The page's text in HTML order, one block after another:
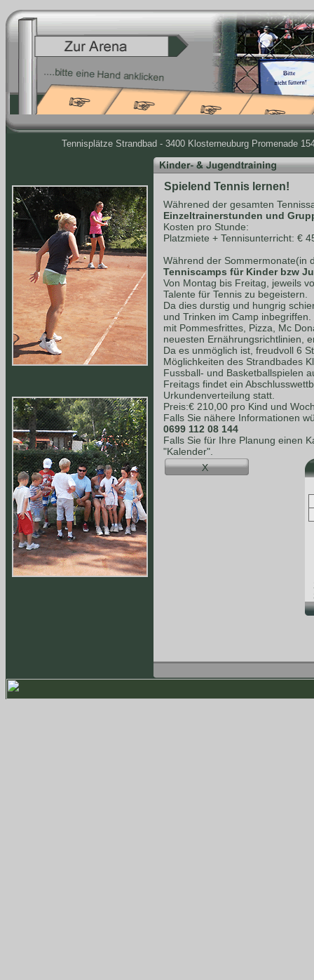
Tennisplätze Strandbad - 3400 Klosterneuburg Promenade
Spielend Tennis lernen!
Währened der gesamten
Einzeltrainerstunden und
Kosten pro Stunde:
Platzmiete + Tennisunterricht: €
Während der Sommermonate(in
Tenniscamps für Kinder bzw
Von Montag bis Freitag, jeweils
Talente für Tennis zu begeistern.
Da dies durstig und hungrig
und Trinken im Camp
mit Pommesfrittes, Pizza, Mc
neuesten Ernährungsrichtlinien,
Da es unmöglich ist, freudvoll 6
Möglichkeiten des Strandbades
Fussball- und Basketballspielen
Freitags findet ein
Urkundenverteilung statt.
Preis:€ 210,00 pro Kind und
Falls Sie nähere Informationen
0699 112 08 144
Falls Sie für Ihre Planung einen
"Kalender".